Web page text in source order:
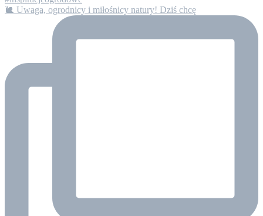
🐌 Uwaga, ogrodnicy i miłośnicy natury! Dziś chcę